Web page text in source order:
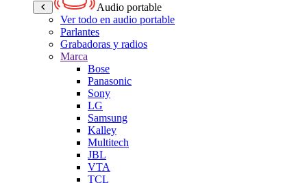
Audio portable
Ver todo en audio portable
Parlantes
Grabadoras y radios
Marca
Bose
Panasonic
Sony
LG
Samsung
Kalley
Multitech
JBL
VTA
TCL